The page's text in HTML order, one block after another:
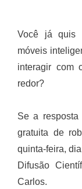
Você já quis
móveis
interagir com
redor?
Se a
gratuita de
quinta-feira,
Difusão
Carlos.